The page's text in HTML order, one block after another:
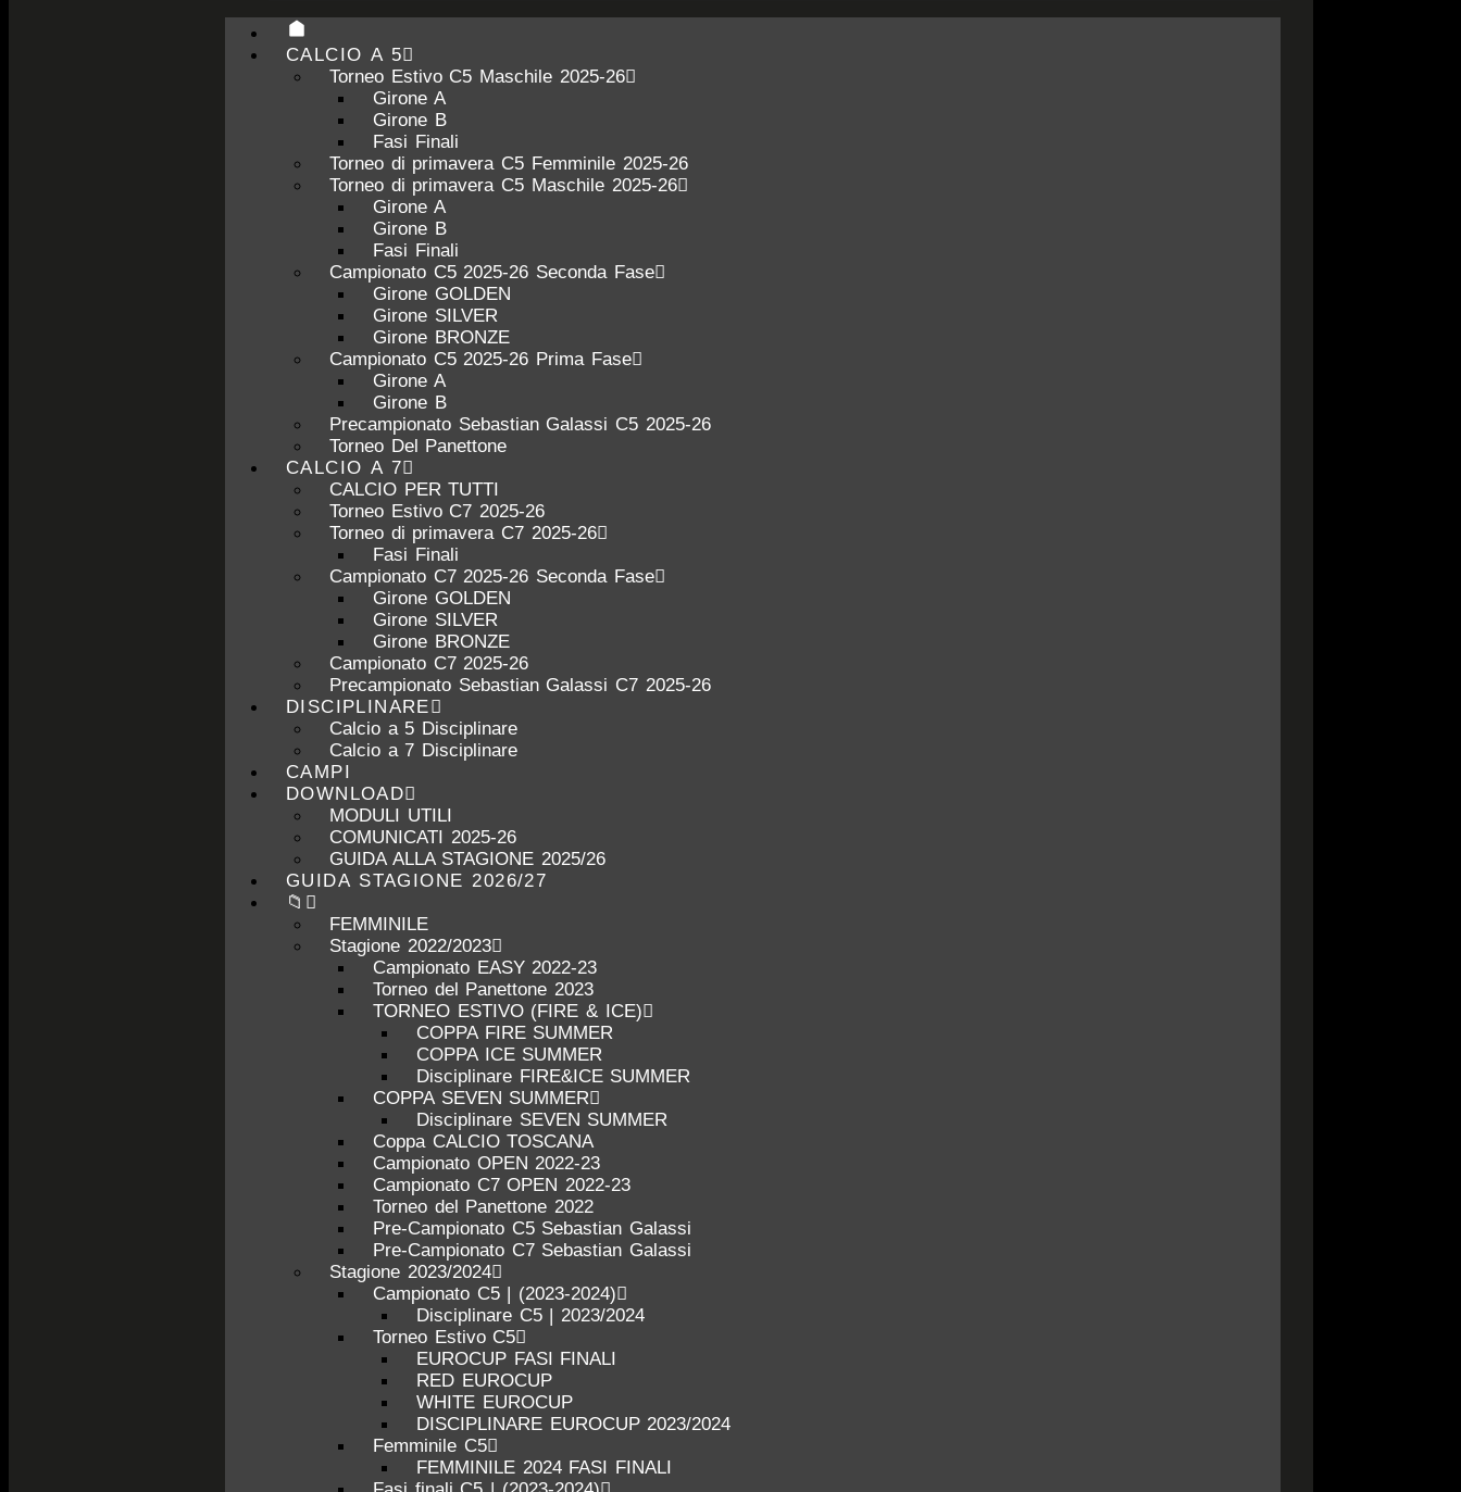
CALCIO A 5
Torneo Estivo C5 Maschile 2025-26
Girone A
Girone B
Fasi Finali
Torneo di primavera C5 Femminile 2025-26
Torneo di primavera C5 Maschile 2025-26
Girone A
Girone B
Fasi Finali
Campionato C5 2025-26 Seconda Fase
Girone GOLDEN
Girone SILVER
Girone BRONZE
Campionato C5 2025-26 Prima Fase
Girone A
Girone B
Precampionato Sebastian Galassi C5 2025-26
Torneo Del Panettone
CALCIO A 7
CALCIO PER TUTTI
Torneo Estivo C7 2025-26
Torneo di primavera C7 2025-26
Fasi Finali
Campionato C7 2025-26 Seconda Fase
Girone GOLDEN
Girone SILVER
Girone BRONZE
Campionato C7 2025-26
Precampionato Sebastian Galassi C7 2025-26
DISCIPLINARE
Calcio a 5 Disciplinare
Calcio a 7 Disciplinare
CAMPI
DOWNLOAD
MODULI UTILI
COMUNICATI 2025-26
GUIDA ALLA STAGIONE 2025/26
GUIDA STAGIONE 2026/27
📁
FEMMINILE
Stagione 2022/2023
Campionato EASY 2022-23
Torneo del Panettone 2023
TORNEO ESTIVO (FIRE & ICE)
COPPA FIRE SUMMER
COPPA ICE SUMMER
Disciplinare FIRE&ICE SUMMER
COPPA SEVEN SUMMER
Disciplinare SEVEN SUMMER
Coppa CALCIO TOSCANA
Campionato OPEN 2022-23
Campionato C7 OPEN 2022-23
Torneo del Panettone 2022
Pre-Campionato C5 Sebastian Galassi
Pre-Campionato C7 Sebastian Galassi
Stagione 2023/2024
Campionato C5 | (2023-2024)
Disciplinare C5 | 2023/2024
Torneo Estivo C5
EUROCUP FASI FINALI
RED EUROCUP
WHITE EUROCUP
DISCIPLINARE EUROCUP 2023/2024
Femminile C5
FEMMINILE 2024 FASI FINALI